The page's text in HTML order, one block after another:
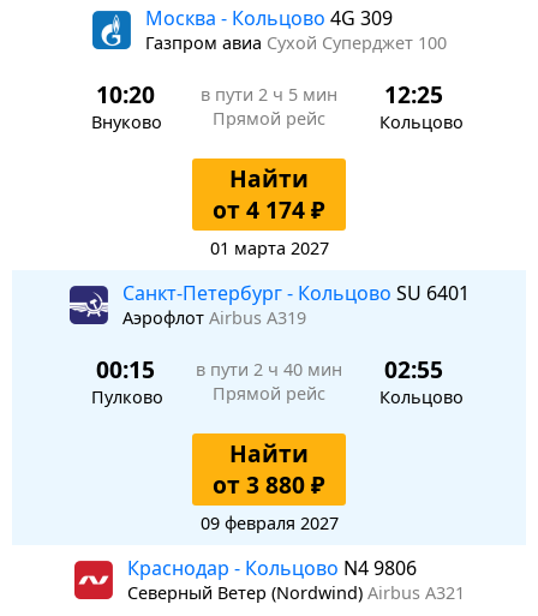
Москва - Кольцово 4G 309
Газпром авиа Сухой Суперджет 100
10:20
Внуково
в пути 2 ч 5 мин
Прямой рейс
12:25
Кольцово
Найти
от 4 174 ₽
01 марта 2027
Санкт-Петербург - Кольцово SU 6401
Аэрофлот Airbus A319
00:15
Пулково
в пути 2 ч 40 мин
Прямой рейс
02:55
Кольцово
Найти
от 3 880 ₽
09 февраля 2027
Краснодар - Кольцово N4 9806
Северный Ветер (Nordwind) Airbus A321